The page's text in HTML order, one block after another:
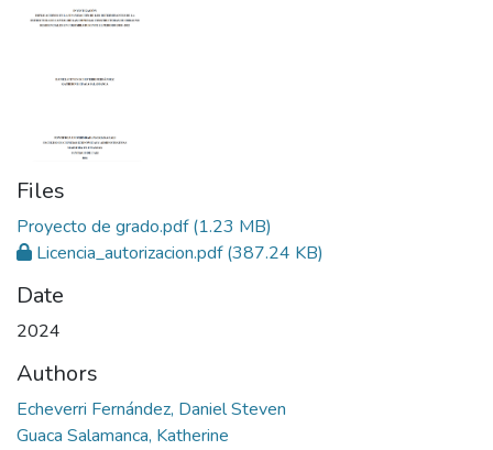
Files
Proyecto de grado.pdf(1.23 MB)
Licencia_autorizacion.pdf(387.24 KB)
Date
2024
Authors
Echeverri Fernández, Daniel Steven
Guaca Salamanca, Katherine